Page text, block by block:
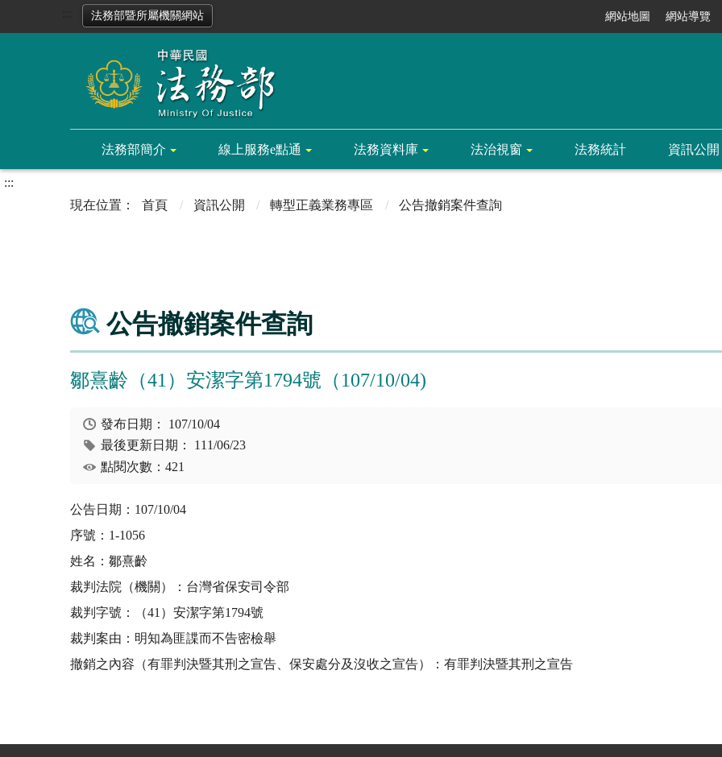
法務部暨所屬機關網站 網站地圖 網站導覽
法務部簡介 線上服務e點通 法務資料庫 法治視窗 法務統計 資訊公開
:::
首頁
資訊公開 轉型正義業務專區 公告撤銷案件查詢
公告撤銷案件查詢
鄒熹齡（41）安潔字第1794號（107/10/04)
發布日期： 107/10/04
最後更新日期： 111/06/23
點閱次數：421
公告日期：107/10/04
序號：1-1056
姓名：鄒熹齡
裁判法院（機關）：台灣省保安司令部
裁判字號：（41）安潔字第1794號
裁判案由：明知為匪諜而不告密檢舉
撤銷之內容（有罪判決暨其刑之宣告、保安處分及沒收之宣告）：有罪判決暨其刑之宣告